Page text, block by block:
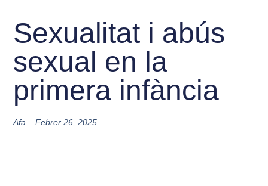
Sexualitat i abús
sexual en la
primera infància
Afa Febrer 26, 2025